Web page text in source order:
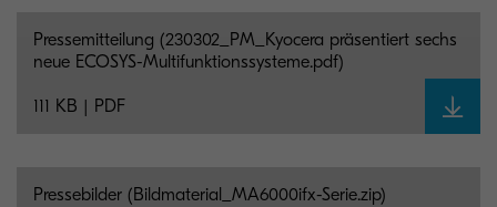
Pressemitteilung (230302_PM_Kyocera präsentiert sechs
neue ECOSYS-Multifunktionssysteme.pdf)
111 KB | PDF
Pressebilder (Bildmaterial_MA6000ifx-Serie.zip)